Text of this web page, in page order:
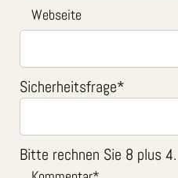
Webseite
Sicherheitsfrage*
Bitte rechnen Sie 8 plus 4.